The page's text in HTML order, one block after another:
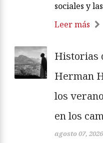
sociales y
Leer más
Historias
Herman
los
en los
agosto 07, 2026